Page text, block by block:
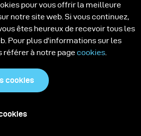
pour vous offrir la meilleure
notre site web. Si vous continuez,
êtes heureux de recevoir tous les
Pour plus d'informations sur les
référer à notre page cookies
cookies